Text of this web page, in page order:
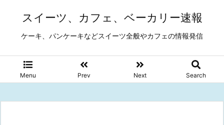
スイーツ、カフェ、ベーカリー速報
ケーキ、パンケーキなどスイーツ全般やカフェの情報発信
Menu Prev Next Search